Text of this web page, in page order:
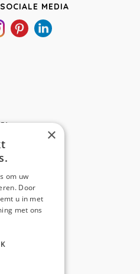
MEDIA
56 94
×
om uw
Door
u in met
met ons